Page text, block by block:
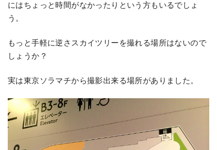
にはちょっと時間がなかったりという方もいるでしょ
う。
もっと手軽に逆さスカイツリーを撮れる場所はないので
しょうか？
実は東京ソラマチから撮影出来る場所がありました。